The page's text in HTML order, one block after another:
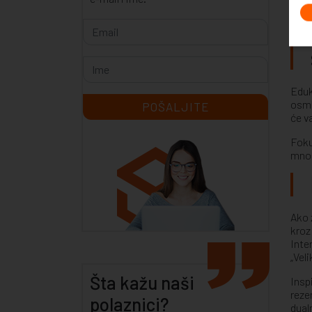
Šta kažu naši
polaznici?
će
Ako
kroz